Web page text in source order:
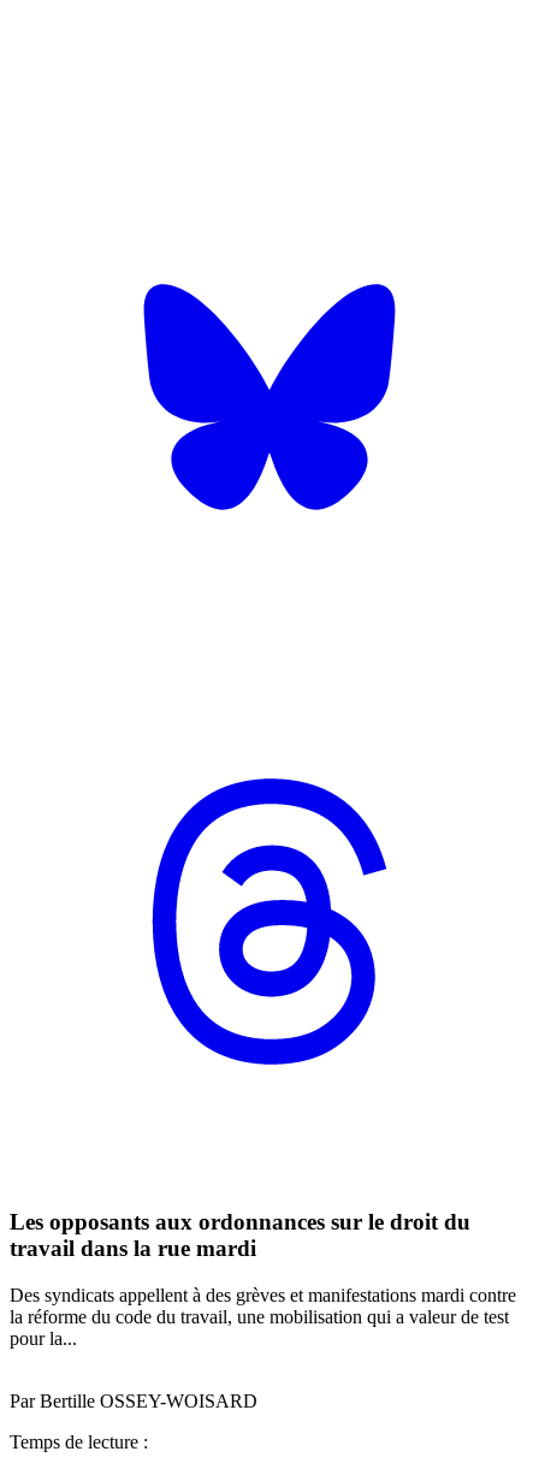
Les opposants aux ordonnances sur le droit du
travail dans la rue mardi
Des syndicats appellent à des grèves et manifestations mardi contre
la réforme du code du travail, une mobilisation qui a valeur de test
pour la...
Par Bertille OSSEY-WOISARD
Temps de lecture :